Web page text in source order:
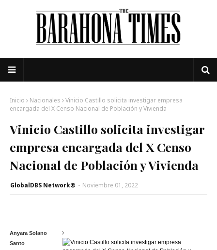
Inicio Nacionales
Vinicio Castillo solicita investigar empresa
encargada del X Censo Nacional de Población y Vivienda
Vinicio Castillo solicita investigar
empresa encargada del X Censo
Nacional de Población y Vivienda
GlobalDBS Network® - Noviembre 01, 2022
Anyara Solano
Santo